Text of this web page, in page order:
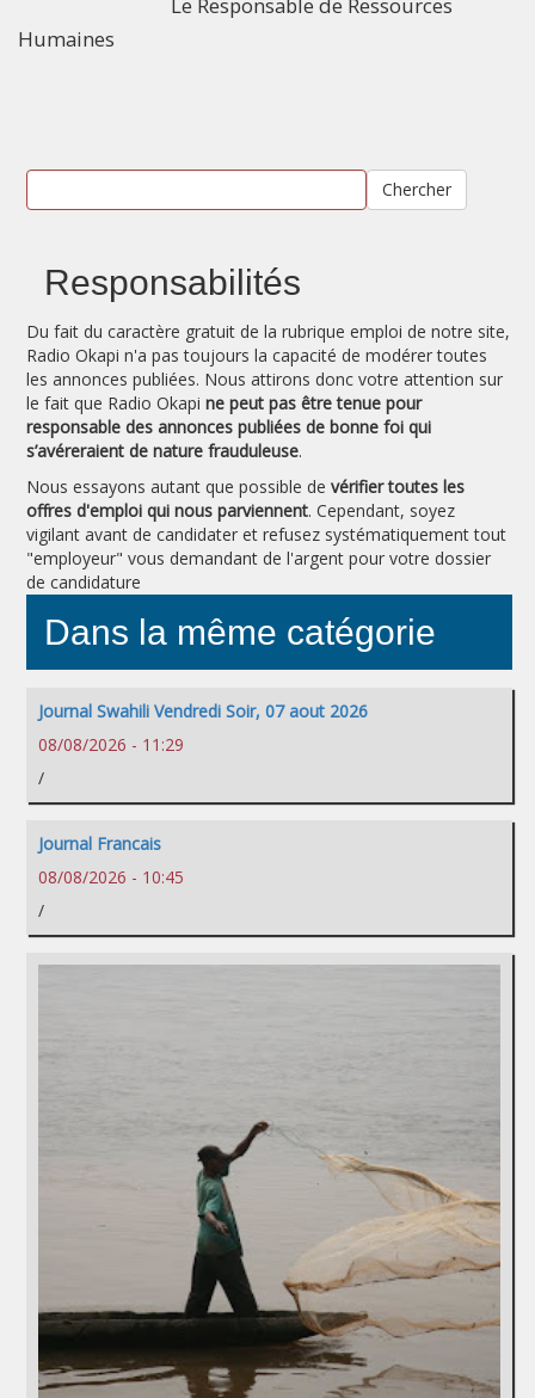
Le Responsable de Ressources
Humaines
Chercher
Responsabilités
Du fait du caractère gratuit de la rubrique emploi de notre site,
Radio Okapi n'a pas toujours la capacité de modérer toutes
les annonces publiées. Nous attirons donc votre attention sur
le fait que Radio Okapi ne peut pas être tenue pour
responsable des annonces publiées de bonne foi qui
s’avéreraient de nature frauduleuse.
Nous essayons autant que possible de vérifier toutes les
offres d'emploi qui nous parviennent. Cependant, soyez
vigilant avant de candidater et refusez systématiquement tout
"employeur" vous demandant de l'argent pour votre dossier
de candidature
Dans la même catégorie
Journal Swahili Vendredi Soir, 07 aout 2026
08/08/2026 - 11:29
/
Journal Francais
08/08/2026 - 10:45
/